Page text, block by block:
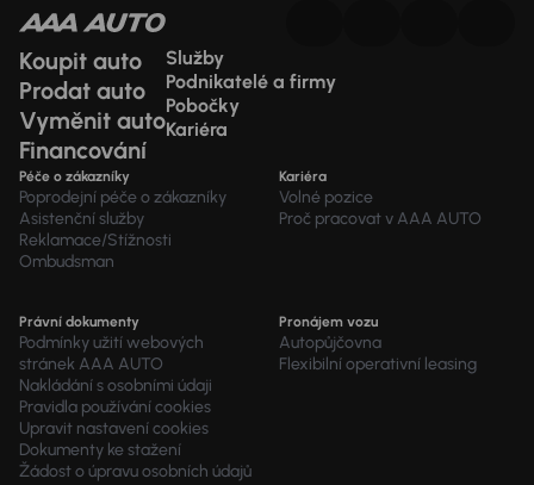
Koupit auto
Prodat auto
Vyměnit auto
Financování
Služby
Podnikatelé a firmy
Pobočky
Kariéra
Péče o zákazníky
Poprodejní péče o zákazníky
Asistenční služby
Reklamace/Stížnosti
Ombudsman
Kariéra
Volné pozice
Proč pracovat v AAA AUTO
Právní dokumenty
Podmínky užití webových
stránek AAA AUTO
Nakládání s osobními údaji
Pravidla používání cookies
Upravit nastavení cookies
Dokumenty ke stažení
Žádost o úpravu osobních údajů
Pronájem vozu
Autopůjčovna
Flexibilní operativní leasing